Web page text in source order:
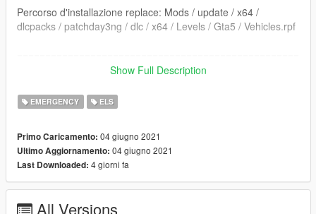
Percorso d'installazione replace: Mods / update / x64 /
dlcpacks / patchday3ng / dlc / x64 / Levels / Gta5 / Vehicles.rpf
=========================
Sostituire i file. e' consigliato creare una cartella mod tramite il
programma OpenIV.
Per dubbi o problemi contattatemi, vi rispondero' il piu' presto
possibile.
---------------------------------------------------------------------------
ENG:
Show Full Description
EMERGENCY ELS
Primo Caricamento: 04 giugno 2021
Ultimo Aggiornamento: 04 giugno 2021
Last Downloaded: 4 giorni fa
All Versions